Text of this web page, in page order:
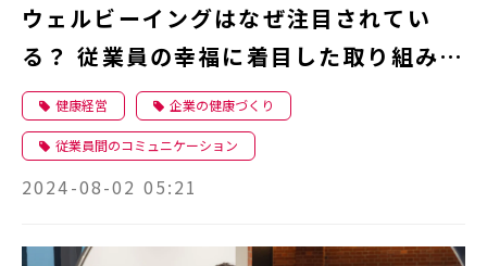
ウェルビーイングはなぜ注目されてい
る？ 従業員の幸福に着目した取り組みと
は 健康経営 企業の健康づくり
従業員間のコミュニケーション
2024-08-02 05:21